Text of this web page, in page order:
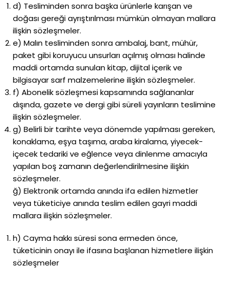
d) Tesliminden sonra başka ürünlerle karışan ve
doğası gereği ayrıştırılması mümkün olmayan mallara
ilişkin sözleşmeler.
e) Malın tesliminden sonra ambalaj, bant, mühür,
paket gibi koruyucu unsurları açılmış olması halinde
maddi ortamda sunulan kitap, dijital içerik ve
bilgisayar sarf malzemelerine ilişkin sözleşmeler.
f) Abonelik sözleşmesi kapsamında sağlananlar
dışında, gazete ve dergi gibi süreli yayınların teslimine
ilişkin sözleşmeler.
g) Belirli bir tarihte veya dönemde yapılması gereken,
konaklama, eşya taşıma, araba kiralama, yiyecek-
içecek tedariki ve eğlence veya dinlenme amacıyla
yapılan boş zamanın değerlendirilmesine ilişkin
sözleşmeler.
ğ) Elektronik ortamda anında ifa edilen hizmetler
veya tüketiciye anında teslim edilen gayri maddi
mallara ilişkin sözleşmeler.
h) Cayma hakkı süresi sona ermeden önce,
tüketicinin onayı ile ifasına başlanan hizmetlere ilişkin
sözleşmeler